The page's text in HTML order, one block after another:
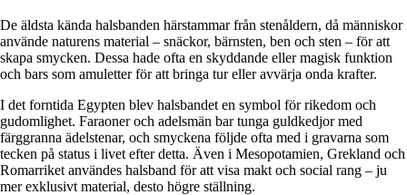
De äldsta kända halsbanden härstammar från stenåldern, då människor
använde naturens material – snäckor, bärnsten, ben och sten – för att
skapa smycken. Dessa hade ofta en skyddande eller magisk funktion
och bars som amuletter för att bringa tur eller avvärja onda krafter.
I det forntida Egypten blev halsbandet en symbol för rikedom och
gudomlighet. Faraoner och adelsmän bar tunga guldkedjor med
färggranna ädelstenar, och smyckena följde ofta med i gravarna som
tecken på status i livet efter detta. Även i Mesopotamien, Grekland och
Romarriket användes halsband för att visa makt och social rang – ju
mer exklusivt material, desto högre ställning.